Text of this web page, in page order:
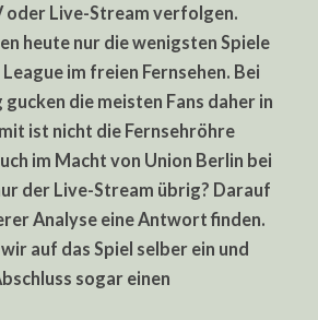
IM
LIVE-
STREAM
SCHAUEN
oder Live-Stream verfolgen.
heute nur die wenigsten Spiele
im freien Fernsehen. Bei
die meisten Fans daher in
ist nicht die Fernsehröhre
im Macht von Union Berlin bei
der Live-Stream übrig? Darauf
Analyse eine Antwort finden.
auf das Spiel selber ein und
sogar einen